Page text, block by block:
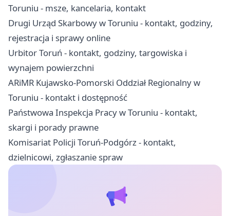
Toruniu - msze, kancelaria, kontakt
Drugi Urząd Skarbowy w Toruniu - kontakt, godziny,
rejestracja i sprawy online
Urbitor Toruń - kontakt, godziny, targowiska i
wynajem powierzchni
ARiMR Kujawsko-Pomorski Oddział Regionalny w
Toruniu - kontakt i dostępność
Państwowa Inspekcja Pracy w Toruniu - kontakt,
skargi i porady prawne
Komisariat Policji Toruń-Podgórz - kontakt,
dzielnicowi, zgłaszanie spraw